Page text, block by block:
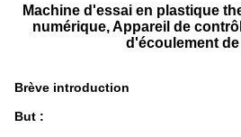
Machine d'essai en plastique
numérique, Appareil de
d'écoulement
Brève introduction
But :